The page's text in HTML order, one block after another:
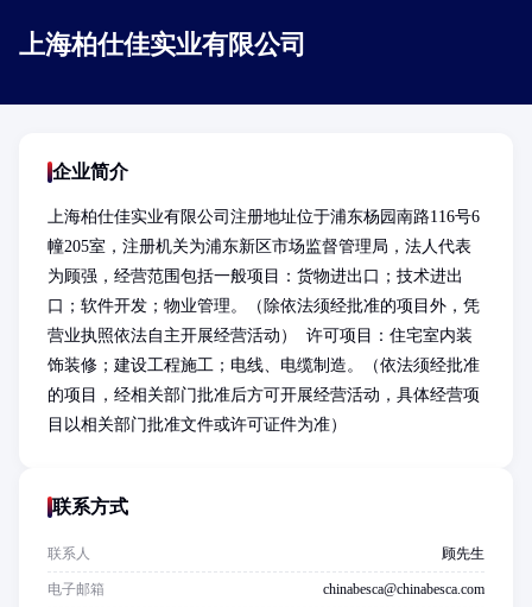
上海柏仕佳实业有限公司
企业简介
上海柏仕佳实业有限公司注册地址位于浦东杨园南路116号6
幢205室，注册机关为浦东新区市场监督管理局，法人代表
为顾强，经营范围包括一般项目：货物进出口；技术进出
口；软件开发；物业管理。（除依法须经批准的项目外，凭
营业执照依法自主开展经营活动）  许可项目：住宅室内装
饰装修；建设工程施工；电线、电缆制造。（依法须经批准
的项目，经相关部门批准后方可开展经营活动，具体经营项
目以相关部门批准文件或许可证件为准）
联系方式
联系人 顾先生
电子邮箱 chinabesca@chinabesca.com